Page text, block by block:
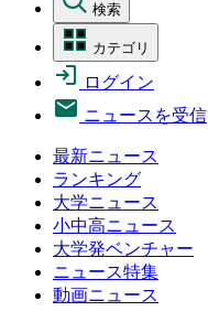
検索
カテゴリ
ログイン
ニュースを受信
最新ニュース
ランキング
大学ニュース
小中高ニュース
大学発ベンチャー
ニュース特集
動画ニュース